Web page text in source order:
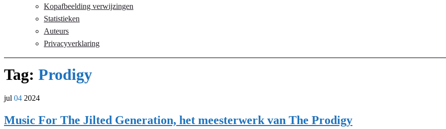
Kopafbeelding verwijzingen
Statistieken
Auteurs
Privacyverklaring
Tag: Prodigy
jul 04 2024
Music For The Jilted Generation, het meesterwerk van The Prodigy